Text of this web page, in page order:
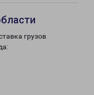
грузов